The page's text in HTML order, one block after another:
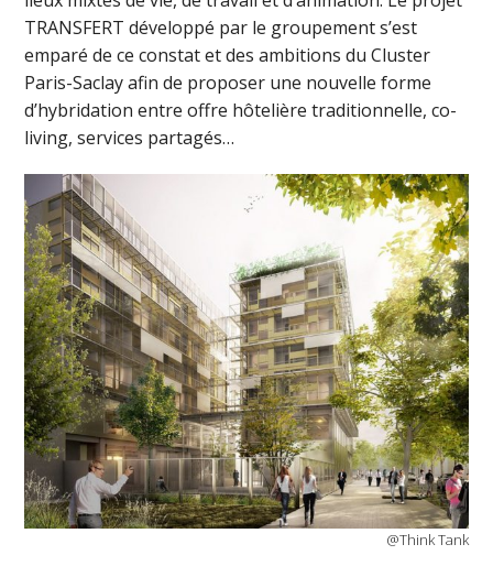
TRANSFERT développé par le groupement s’est
emparé de ce constat et des ambitions du Cluster
Paris-Saclay afin de proposer une nouvelle forme
d’hybridation entre offre hôtelière traditionnelle, co-
living, services partagés…
@Think Tank